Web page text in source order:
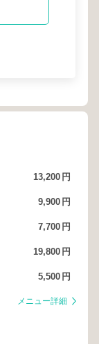
13,200 円
9,900 円
7,700 円
19,800 円
5,500 円
メニュー詳細